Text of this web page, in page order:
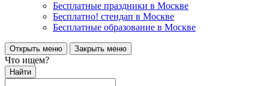
Бесплатные праздники в Москве
Бесплатно! стендап в Москве
Бесплатные образование в Москве
Открыть меню Закрыть меню
Что ищем?
Найти